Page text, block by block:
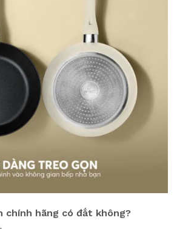
chính hãng có đắt không?